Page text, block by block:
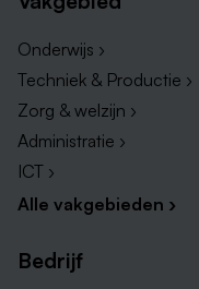
Onderwijs ›
Techniek & Productie ›
Zorg & welzijn ›
Administratie ›
ICT ›
Alle vakgebieden ›
Bedrijf